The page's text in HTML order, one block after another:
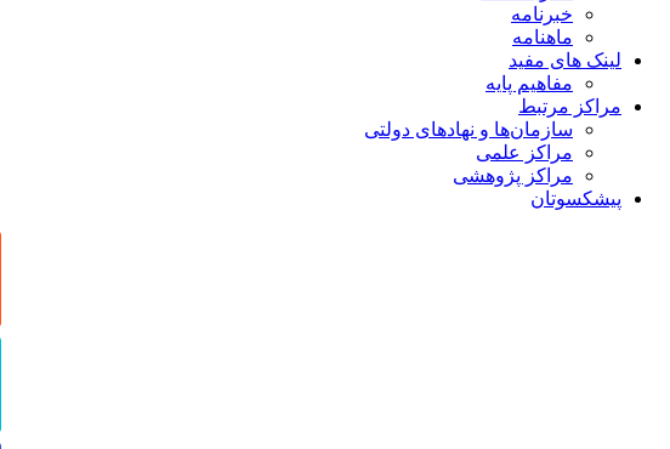
خبرنامه
ماهنامه
لینک های مفید
مفاهیم پایه
مراکز مرتبط
سازمان‌ها و نهادهای دولتی
مراکز علمی
مراکز پژوهشی
پیشکسوتان